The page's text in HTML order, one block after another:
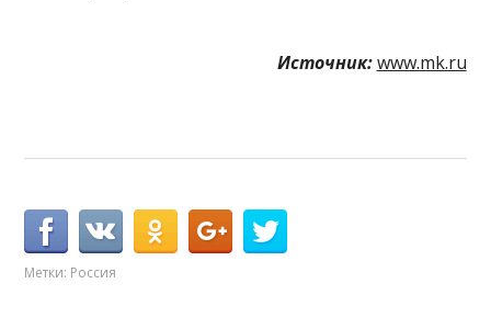
Источник: www.mk.ru
Метки: Россия